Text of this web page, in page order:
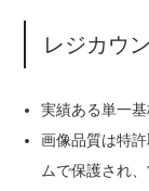
レジカウ
実績ある単一
画像品質は特
ムで保護され